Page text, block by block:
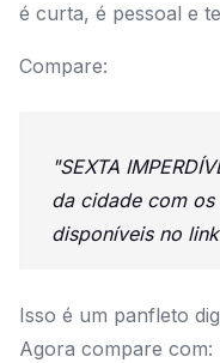
é curta, é pessoal e
Compare:
"SEXTA
da cidade com os
disponíveis no
Isso é um panfleto
Agora compare com: